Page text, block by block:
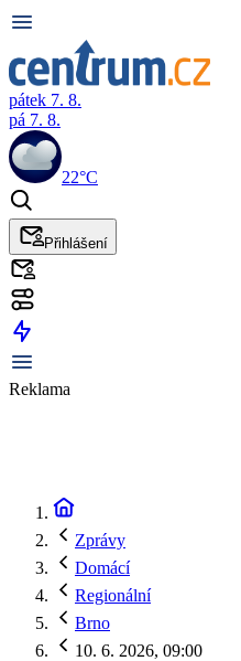
pátek 7. 8.
pá 7. 8.
22°C
Přihlášení
Reklama
Zprávy
Domácí
Regionální
Brno
10. 6. 2026, 09:00